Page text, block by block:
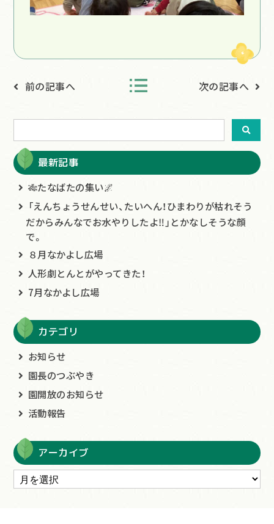
前の記事へ 次の記事へ
最新記事
🎋たなばたの集い🌌
「えんちょうせんせい、たいへん！ひまわりが枯れそう
だからみんなでお水やりしたよ‼」とかなしそうな顔
で。
８月なかよし広場
人形劇とんとがやってきた！
7月なかよし広場
カテゴリ
お知らせ
園長のつぶやき
園開放のお知らせ
活動報告
アーカイブ